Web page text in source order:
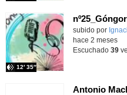
Contenido
subido por
12′ 35″
hace 2 meses
Escuchado 39